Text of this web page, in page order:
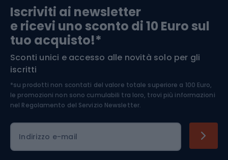
Arrampicata
Medicina dello sport
Abbigliamento ciclistico
Iscriviti ai newsletter
e ricevi uno sconto di 10 Euro sul
tuo acquisto!*
Sconti unici e accesso alle novità solo per gli
iscritti
*su prodotti non scontati del valore totale superiore a 100 Euro,
le promozioni non sono cumulabili tra loro, trovi più informazioni
nel Regolamento del Servizio Newsletter.
Indirizzo e-mail